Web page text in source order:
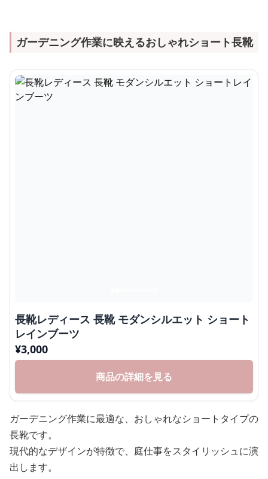
ガーデニング作業に映えるおしゃれショート長靴
長靴レディース 長靴 モダンシルエット ショート
レインブーツ
¥3,000
商品の詳細を見る
ガーデニング作業に最適な、おしゃれなショートタイプの
長靴です。
現代的なデザインが特徴で、庭仕事をスタイリッシュに演
出します。